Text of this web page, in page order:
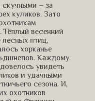
– за
куликов. Зато
весенний
лесных птиц,
хорканье
Каждому
увидеть
и удачными
сезона. И,
охотников